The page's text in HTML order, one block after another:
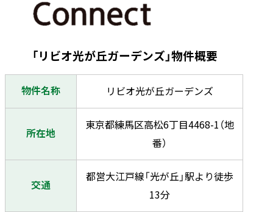
「リビオ光が丘ガーデンズ」物件概要
物件名称 リビオ光が丘ガーデンズ
所在地
東京都練馬区高松6丁目4468-1（地
番）
交通
都営大江戸線「光が丘」駅より徒歩
13分